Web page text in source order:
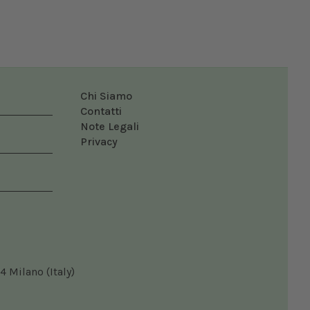
Chi Siamo
Contatti
Note Legali
Privacy
Milano (Italy)